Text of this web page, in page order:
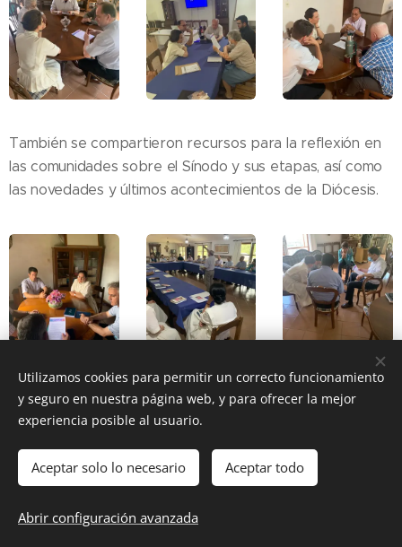
También se compartieron recursos para la reflexión en
las comunidades sobre el Sínodo y sus etapas, así como
las novedades y últimos acontecimientos de la Diócesis.
Share
@ Diócesis Florida 2025
Utilizamos cookies para permitir un correcto funcionamiento
y seguro en nuestra página web, y para ofrecer la mejor
experiencia posible al usuario.
Aceptar solo lo necesario Aceptar todo
Abrir configuración avanzada